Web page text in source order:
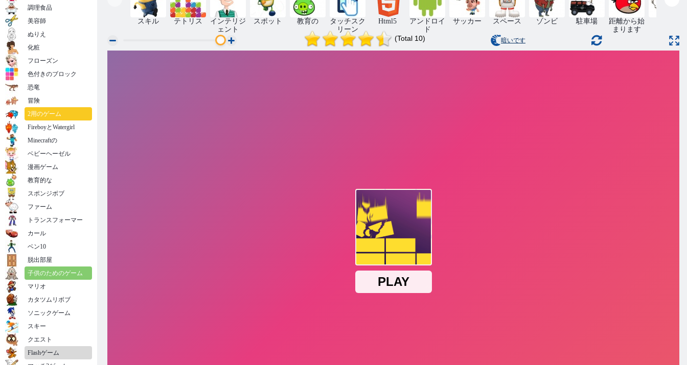
カラーサンド
パズル
テトリクス 3D テトロマージ
数独ブレイン
ブロック
サーキットテ
トリス
スーパースタ
ッカー2
スキル テトリス
インテリジ
ェント
スポット 教育の
タッチスク
リーン
Html5
アンドロイ
ド
サッカー スペース ゾンビ 駐車場
距離から始
まります
(Total 10) 暗いです
調理食品
美容師
ぬりえ
化粧
フローズン
色付きのブロック
恐竜
冒険
2用のゲーム
FireboyとWatergirl
Minecraftの
ベビーヘーゼル
漫画ゲーム
教育的な
スポンジボブ
ファーム
トランスフォーマー
カール
ベン10
脱出部屋
子供のためのゲーム
マリオ
カタツムリボブ
ソニックゲーム
スキー
クエスト
Flashゲーム